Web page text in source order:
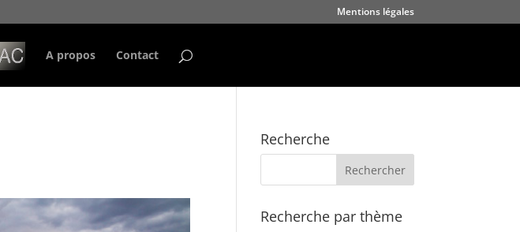
Mentions légales
A propos Contact
Recherche
Recherche par thème